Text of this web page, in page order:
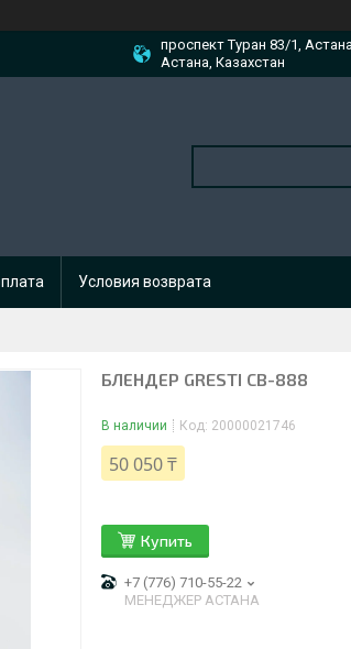
проспект Туран 83/1,
Астана, Казахстан
Условия возврата
БЛЕНДЕР GRESTI CB-888
В наличии Код: 20000021746
50 050 ₸
Купить
+7 (776) 710-55-22
МЕНЕДЖЕР АСТАНА